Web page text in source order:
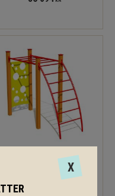
Klätterställning MICE
X